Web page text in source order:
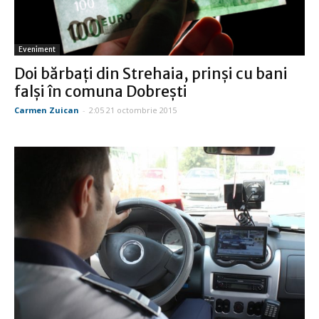
Eveniment
Doi bărbaţi din Strehaia, prinşi cu bani
falşi în comuna Dobreşti
Carmen Zuican - 2:05 21 octombrie 2015